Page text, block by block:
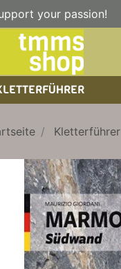
your passion!
KALENDER
Kletterführer